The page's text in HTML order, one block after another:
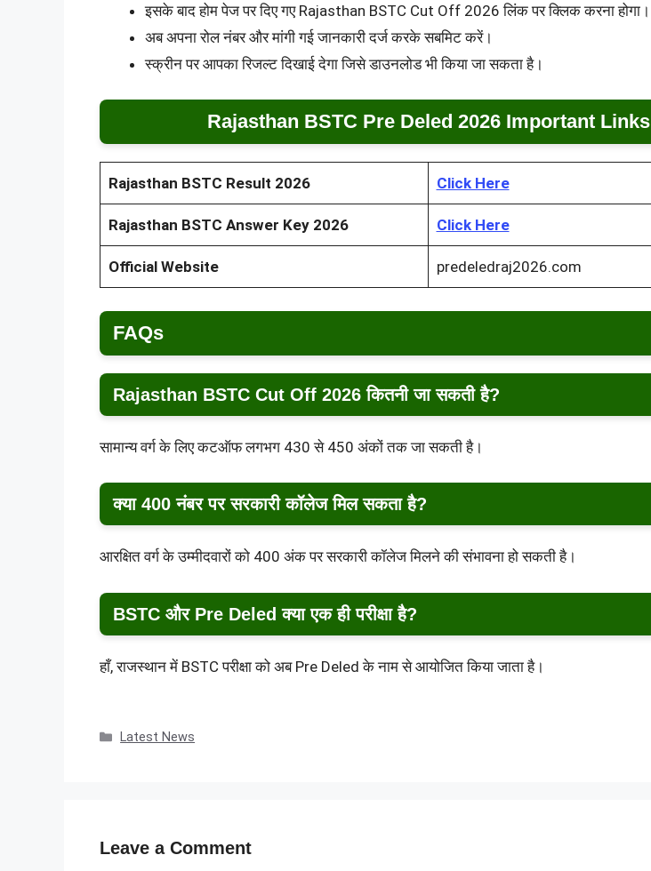
इसके बाद होम पेज पर दिए गए Rajasthan BSTC Cut Off 2026 लिंक पर क्लिक करना होगा।
अब अपना रोल नंबर और मांगी गई जानकारी दर्ज करके सबमिट करें।
स्क्रीन पर आपका रिजल्ट दिखाई देगा जिसे डाउनलोड भी किया जा सकता है।
Rajasthan BSTC Pre Deled 2026 Important Links
Rajasthan BSTC Result 2026 Click Here
Rajasthan BSTC Answer Key 2026 Click Here
Official Website predeledraj2026.com
FAQs
Rajasthan BSTC Cut Off 2026 कितनी जा सकती है?
सामान्य वर्ग के लिए कटऑफ लगभग 430 से 450 अंकों तक जा सकती है।
क्या 400 नंबर पर सरकारी कॉलेज मिल सकता है?
आरक्षित वर्ग के उम्मीदवारों को 400 अंक पर सरकारी कॉलेज मिलने की संभावना हो सकती है।
BSTC और Pre Deled क्या एक ही परीक्षा है?
हाँ, राजस्थान में BSTC परीक्षा को अब Pre Deled के नाम से आयोजित किया जाता है।
Categories
Latest News
Leave a Comment